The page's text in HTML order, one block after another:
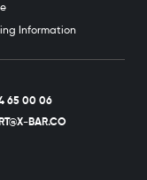
65 00 06
BAR.CO
Information